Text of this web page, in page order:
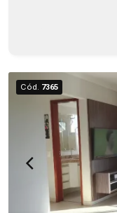
Cód. 7365